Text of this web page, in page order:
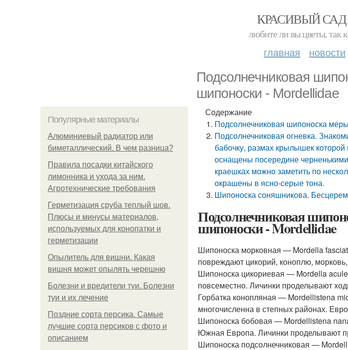
КРАСИВЫЙ
любите ли вы цветы, так
главная новости
Подсолнечниковая
шипоноски - Mordellidae
Популярные материалы
Алюминиевый радиатор или
биметаллический. В чем разница?
Правила посадки китайского
лимонника и ухода за ним.
Агротехнические требования
Герметизация сруба теплый шов.
Плюсы и минусы материалов,
используемых для конопатки и
герметизации
Опылитель для вишни. Какая
вишня может опылять черешню
Болезни и вредители туи. Болезни
туи и их лечение
Поздние сорта персика. Самые
лучшие сорта персиков с фото и
описанием
Содержание
Подсолнечниковая шипоноска
Подсолнечниковая огневка.
бабочку, размах крылышек
оснащены посередине
краешках можно заметить по
окрашены в ясно-серые тона.
Шипоноска соняшникова.
Подсолнечниковая
шипоноски - Mordellidae
Шипоноска морковная — Mordella
повреждают цикорий, коноплю,
Шипоноска цикориевая — Mordella
повсеместно. Личинки проделывают
Горбатка конопляная — Mordellistena
многочисленна в степных районах.
Шипоноска бобовая — Mordellistena
Южная Европа. Личинки проделывают
Шипоноска подсолнечниковая —